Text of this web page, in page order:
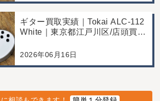
ギター買取実績｜Tokai ALC-112
White｜東京都江戸川区/店頭買
2026年06月16日